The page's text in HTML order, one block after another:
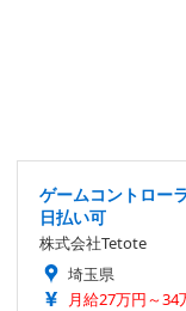
ゲームコントロー
日払い可
株式会社Tetote
埼玉県
月給27万円～34